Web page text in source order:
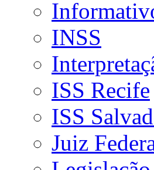
INSS
ISS Recife
ISS
Juiz